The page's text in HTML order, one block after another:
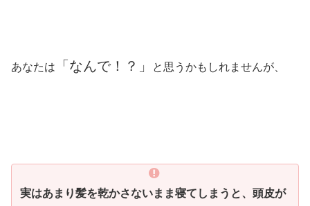
あなたは 「なんで！？」 と思うかもしれませんが、
実はあまり髪を乾かさないまま寝てしまうと、頭皮が